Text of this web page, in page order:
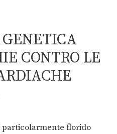
CONTRO LE
particolarmente florido